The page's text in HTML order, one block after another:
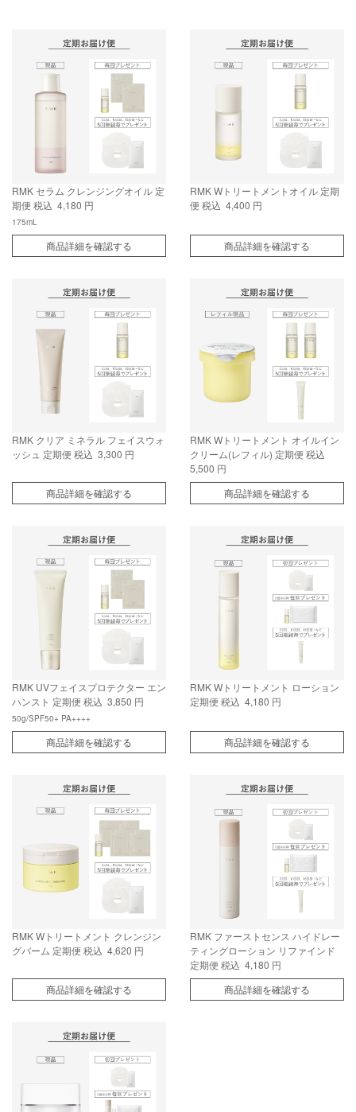
RMK セラム クレンジングオイル 定
期便 税込 4,180 円
175mL
商品詳細を確認する
RMK Wトリートメントオイル 定期
便 税込 4,400 円
商品詳細を確認する
RMK クリア ミネラル フェイスウォ
ッシュ 定期便 税込 3,300 円
商品詳細を確認する
RMK Wトリートメント オイルイン
クリーム(レフィル) 定期便 税込
5,500 円
商品詳細を確認する
RMK UVフェイスプロテクター エン
ハンスト 定期便 税込 3,850 円
50g/SPF50+ PA++++
商品詳細を確認する
RMK Wトリートメント ローション
定期便 税込 4,180 円
商品詳細を確認する
RMK Wトリートメント クレンジン
グバーム 定期便 税込 4,620 円
商品詳細を確認する
RMK ファーストセンス ハイドレー
ティングローション リファインド
定期便 税込 4,180 円
商品詳細を確認する